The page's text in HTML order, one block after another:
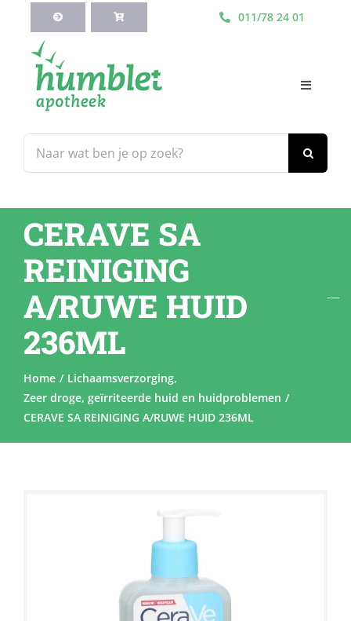
inhoud
011/78 24 01
naar:
Toggle
Webshop
Blog
Diensten
Contacteer Ons
CERAVE SA
REINIGING
A/RUWE HUID
236ML
Home
Lichaamsverzorging
Zeer droge, geïrriteerde huid en huidproblemen
CERAVE SA REINIGING A/RUWE HUID 236ML